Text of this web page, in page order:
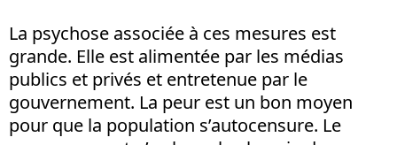
La psychose associée à ces mesures est
grande. Elle est alimentée par les médias
publics et privés et entretenue par le
gouvernement. La peur est un bon moyen
pour que la population s’autocensure. Le